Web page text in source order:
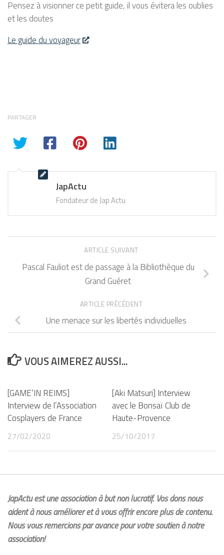
Pensez à visionner ce petit guide, il vous évitera les oublies
et les doutes
Le guide du voyageur
PARTAGER
JapActu
Fondateur de Jap Actu
ARTICLE SUIVANT
Pascal Fauliot est de passage à la Bibliothèque du
Grand Guéret
ARTICLE PRÉCÉDENT
Une menace sur les libertés individuelles
VOUS AIMEREZ AUSSI...
[GAME’IN REIMS]
Interview de l’Association
Cosplayers de France
27/02/2020
[Aki Matsuri] Interview
avec le Bonsaï Club de
Haute-Provence
25/10/2017
JapActu est une association à but non lucratif. Vos dons nous
aident à nous améliorer et à vous offrir encore plus de contenu.
Nous vous remercions par avance pour votre soutien à notre
association!